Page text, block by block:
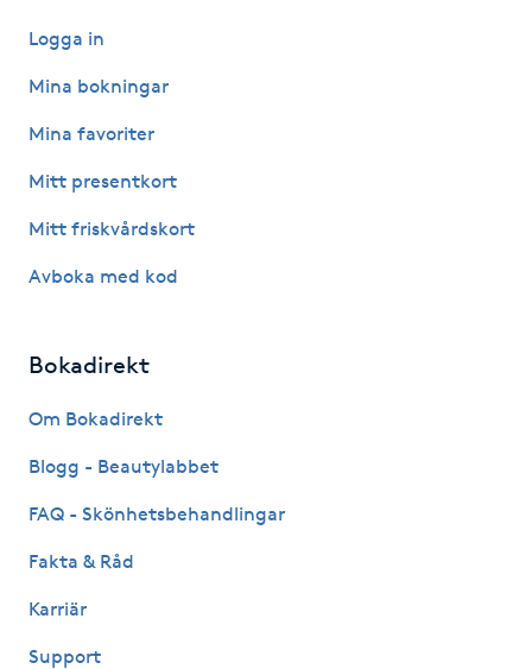
IPL
IPL hårborttagning
K18
Katun fransar
Keratinbehandling
Kinesiologi
Logga in
Mina bokningar
Mina favoriter
Mitt presentkort
Mitt friskvårdskort
Avboka med kod
Bokadirekt
Om Bokadirekt
Blogg - Beautylabbet
FAQ - Skönhetsbehandlingar
Fakta & Råd
Karriär
Support